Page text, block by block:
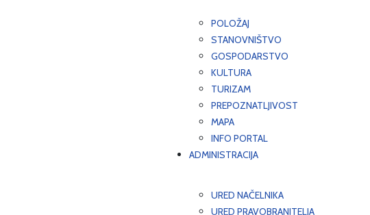
POLOŽAJ
STANOVNIŠTVO
GOSPODARSTVO
KULTURA
TURIZAM
PREPOZNATLJIVOST
MAPA
INFO PORTAL
ADMINISTRACIJA
URED NAČELNIKA
URED PRAVOBRANITELJA